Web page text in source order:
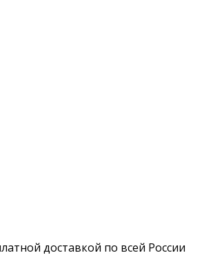
доставкой по всей России